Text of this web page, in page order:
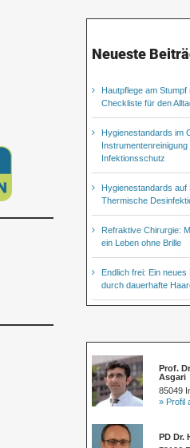
Neueste
Hautpflege am
Checkliste für den
Hygienestandards im
Instrumentenreinigung
Infektionsschutz
Hygienestandards auf
Thermische
Refraktive Chirurgie:
ein Leben ohne Brille
Endlich frei: Ein neues
durch dauerhafte
Prof.
Asgari
85049
» Profil
PD Dr.